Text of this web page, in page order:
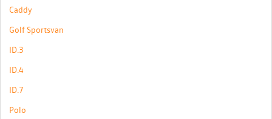
Caddy
Golf Sportsvan
ID.3
ID.4
ID.7
Polo